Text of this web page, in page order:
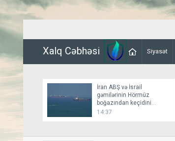
Xalq Cəbhəsi Siyasət
İran ABŞ və İsrail
gəmilərinin Hörmüz
boğazından keçidini
bağlayır
14:37